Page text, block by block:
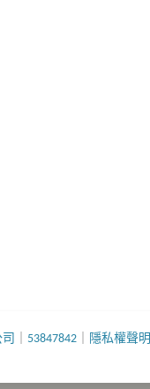
53847842｜ 隱私權聲明